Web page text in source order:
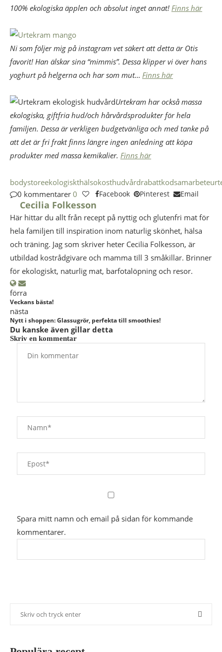
100% ekologiska äpplen och absolut inget annat! Finns här
Ni som följer mig på instagram vet säkert att detta är Otis
favorit! Han älskar sina “mimmis”. Dessa klipper vi över hans
yoghurt på helgerna och har som mut… Finns här
Urtekram har också massa
ekologiska, giftfria hud/och hårvårdsprodukter för hela
familjen. Dessa är verkligen budgetvänliga och med tanke på
att det är fri frakt finns längre ingen anledning att köpa
produkter med massa kemikalier. Finns här
bodystoreekologiskthälsokosthudvårdrabattkodsamarbete
0 kommentarer 0 Facebook Pinterest Email
Cecilia Folkesson
Här hittar du allt från recept på nyttig och glutenfri mat för
hela familjen till inspiration inom naturlig skönhet, hälsa
och träning. Jag som skriver heter Cecilia Folkesson, är
utbildad kostrådgivare och mamma till 3 småkillar. Brinner
för ekologiskt, naturlig mat, barfotalöpning och resor.
förra
Veckans bästa!
nästa
Nytt i shoppen: Glassugrör, perfekta till smoothies!
Du kanske även gillar detta
Skriv en kommentar
Spara mitt namn och email på sidan för kommande
kommentarer.